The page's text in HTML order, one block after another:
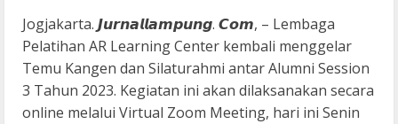
Jogjakarta. 𝙅𝙪𝙧𝙣𝙖𝙡𝙡𝙖𝙢𝙥𝙪𝙣𝙜. 𝘾𝙤𝙢, – Lembaga
Pelatihan AR Learning Center kembali menggelar
Temu Kangen dan Silaturahmi antar Alumni Session
3 Tahun 2023. Kegiatan ini akan dilaksanakan secara
online melalui Virtual Zoom Meeting, hari ini Senin